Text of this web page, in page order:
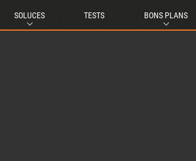
SOLUCES TESTS BONS PLANS